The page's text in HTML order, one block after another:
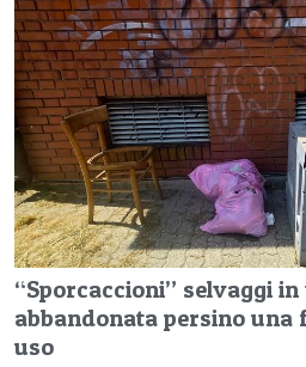
“Sporcaccioni” selvaggi in
abbandonata persino
uso